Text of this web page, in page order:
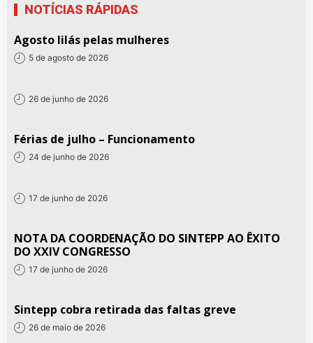
NOTÍCIAS RÁPIDAS
Agosto lilás pelas mulheres
5 de agosto de 2026
26 de junho de 2026
Férias de julho – Funcionamento
24 de junho de 2026
17 de junho de 2026
NOTA DA COORDENAÇÃO DO SINTEPP AO ÊXITO
DO XXIV CONGRESSO
17 de junho de 2026
Sintepp cobra retirada das faltas greve
26 de maio de 2026